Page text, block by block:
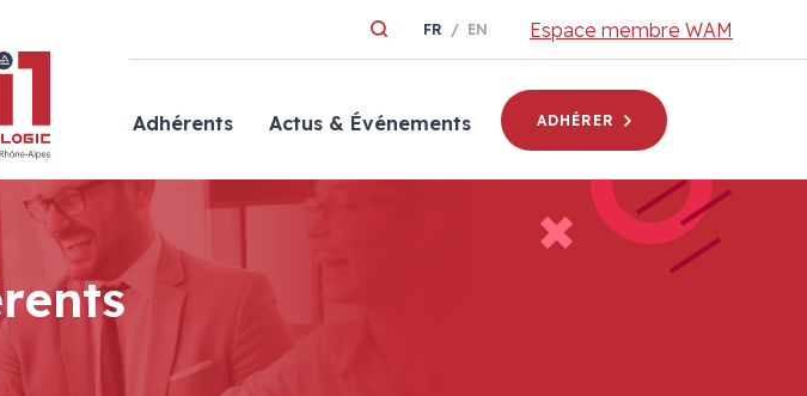
FR EN Espace membre WAM
Adhérents Actus & Événements ADHÉRER
Minalogic